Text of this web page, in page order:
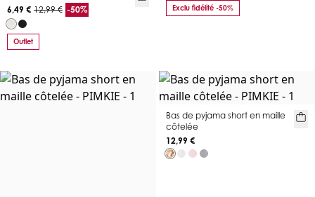
6,49 € 12,99 € -50%
Outlet
Exclu fidélité -50%
Bas de pyjama short en maille
côtelée
12,99 €